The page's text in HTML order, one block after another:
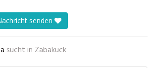
senden
sucht in Zabakuck